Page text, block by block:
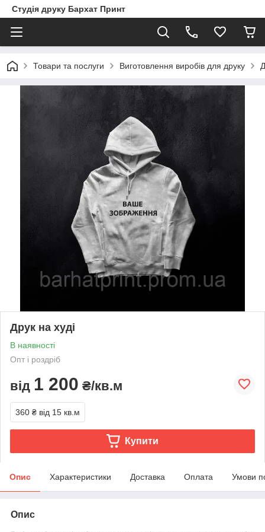
Студія друку Бархат Принт
Товари та послуги Виготовлення виробів для друку
Друк на худі
В наявності
Опт і роздріб
від 1 200 ₴/кв.м
360 ₴ від 15 кв.м
Купити
Опис Характеристики Доставка Оплата Умови
Опис